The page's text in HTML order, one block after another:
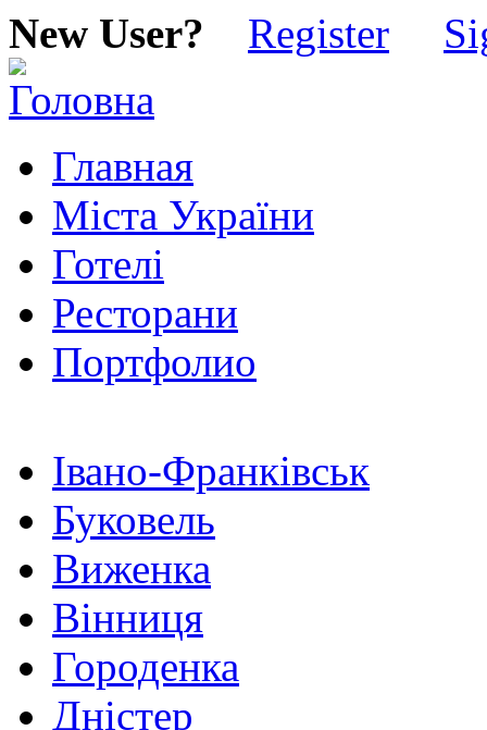
New User? Register
Главная
Міста України
Готелі
Ресторани
Портфолио
Івано-Франківськ
Буковель
Виженка
Вінниця
Городенка
Дністер